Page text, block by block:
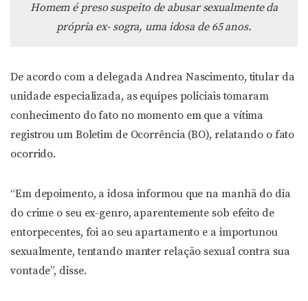
Homem é preso suspeito de abusar sexualmente da
própria ex- sogra, uma idosa de 65 anos.
De acordo com a delegada Andrea Nascimento, titular da
unidade especializada, as equipes policiais tomaram
conhecimento do fato no momento em que a vítima
registrou um Boletim de Ocorrência (BO), relatando o fato
ocorrido.
“Em depoimento, a idosa informou que na manhã do dia
do crime o seu ex-genro, aparentemente sob efeito de
entorpecentes, foi ao seu apartamento e a importunou
sexualmente, tentando manter relação sexual contra sua
vontade”, disse.